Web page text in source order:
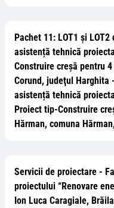
Pachet 11: LOT1 și
asistență tehnică
Construire creşă pentru
Corund, judeţul Harghita
asistență tehnică
Proiect tip-Construire
Hărman, comuna
Servicii de proiectare -
proiectului “Renovare
Ion Luca Caragiale,